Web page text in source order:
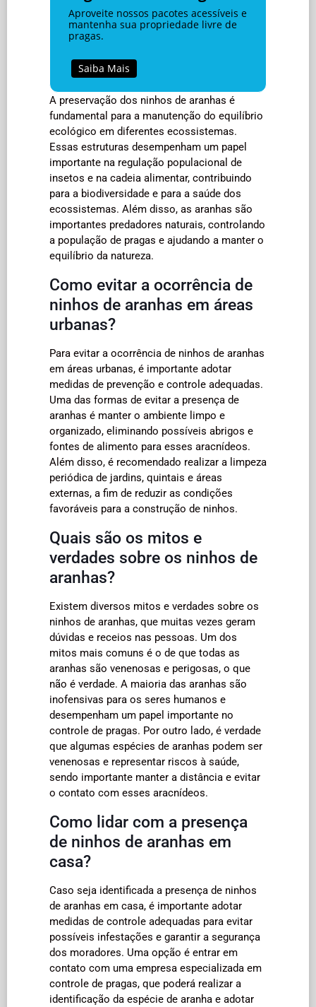
Aproveite nossos pacotes acessíveis e
mantenha sua propriedade livre de
pragas.
Saiba Mais
A preservação dos ninhos de aranhas é
fundamental para a manutenção do equilíbrio
ecológico em diferentes ecossistemas.
Essas estruturas desempenham um papel
importante na regulação populacional de
insetos e na cadeia alimentar, contribuindo
para a biodiversidade e para a saúde dos
ecossistemas. Além disso, as aranhas são
importantes predadores naturais, controlando
a população de pragas e ajudando a manter o
equilíbrio da natureza.
Como evitar a ocorrência de
ninhos de aranhas em áreas
urbanas?
Para evitar a ocorrência de ninhos de aranhas
em áreas urbanas, é importante adotar
medidas de prevenção e controle adequadas.
Uma das formas de evitar a presença de
aranhas é manter o ambiente limpo e
organizado, eliminando possíveis abrigos e
fontes de alimento para esses aracnídeos.
Além disso, é recomendado realizar a limpeza
periódica de jardins, quintais e áreas
externas, a fim de reduzir as condições
favoráveis para a construção de ninhos.
Quais são os mitos e
verdades sobre os ninhos de
aranhas?
Existem diversos mitos e verdades sobre os
ninhos de aranhas, que muitas vezes geram
dúvidas e receios nas pessoas. Um dos
mitos mais comuns é o de que todas as
aranhas são venenosas e perigosas, o que
não é verdade. A maioria das aranhas são
inofensivas para os seres humanos e
desempenham um papel importante no
controle de pragas. Por outro lado, é verdade
que algumas espécies de aranhas podem ser
venenosas e representar riscos à saúde,
sendo importante manter a distância e evitar
o contato com esses aracnídeos.
Como lidar com a presença
de ninhos de aranhas em
casa?
Caso seja identificada a presença de ninhos
de aranhas em casa, é importante adotar
medidas de controle adequadas para evitar
possíveis infestações e garantir a segurança
dos moradores. Uma opção é entrar em
contato com uma empresa especializada em
controle de pragas, que poderá realizar a
identificação da espécie de aranha e adotar